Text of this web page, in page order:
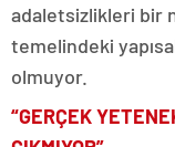
adaletsizlikleri bir
temelindeki
olmuyor.
“GERÇEK